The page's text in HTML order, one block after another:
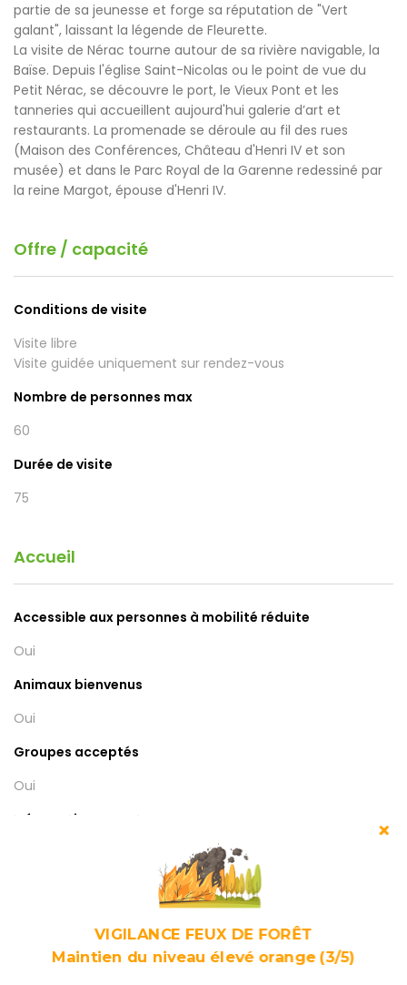
partie de sa jeunesse et forge sa réputation de "Vert
galant", laissant la légende de Fleurette.
La visite de Nérac tourne autour de sa rivière navigable, la
Baïse. Depuis l'église Saint-Nicolas ou le point de vue du
Petit Nérac, se découvre le port, le Vieux Pont et les
tanneries qui accueillent aujourd'hui galerie d’art et
restaurants. La promenade se déroule au fil des rues
(Maison des Conférences, Château d'Henri IV et son
musée) et dans le Parc Royal de la Garenne redessiné par
la reine Margot, épouse d'Henri IV.
Offre / capacité
Conditions de visite
Visite libre
Visite guidée uniquement sur rendez-vous
Nombre de personnes max
60
Durée de visite
75
Accueil
Accessible aux personnes à mobilité réduite
Oui
Animaux bienvenus
Oui
Groupes acceptés
Oui
Information ouverture en n
Visite guidée sur réservation.
Sites et monuments historiques inscrits
Non Classé
VIGILANCE FEUX DE FORÊT
Maintien du niveau élevé orange (3/5)